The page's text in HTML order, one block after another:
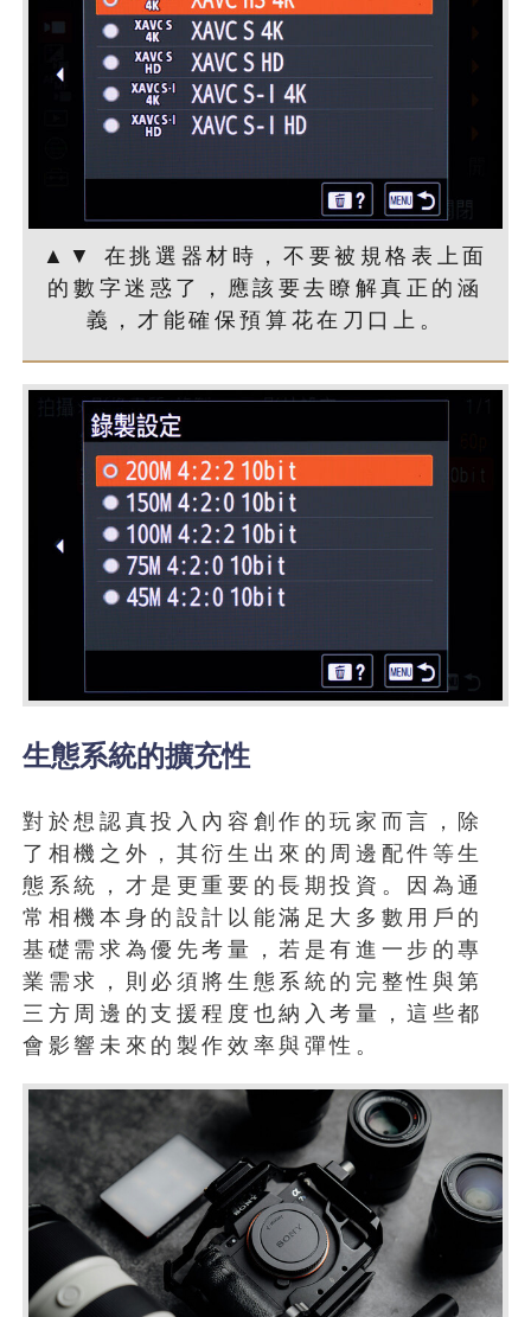
▲▼ 在挑選器材時，不要被規格表上面
的數字迷惑了，應該要去瞭解真正的涵
義，才能確保預算花在刀口上。
生態系統的擴充性
對於想認真投入內容創作的玩家而言，除
了相機之外，其衍生出來的周邊配件等生
態系統，才是更重要的長期投資。因為通
常相機本身的設計以能滿足大多數用戶的
基礎需求為優先考量，若是有進一步的專
業需求，則必須將生態系統的完整性與第
三方周邊的支援程度也納入考量，這些都
會影響未來的製作效率與彈性。